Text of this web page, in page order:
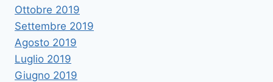
Ottobre 2019
Settembre 2019
Agosto 2019
Luglio 2019
Giugno 2019